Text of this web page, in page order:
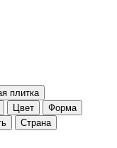
плитка
Цвет
Форма
Страна